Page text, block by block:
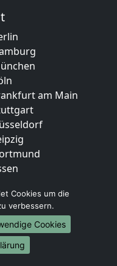
am Main
Cookies um die
verbessern.
Cookies